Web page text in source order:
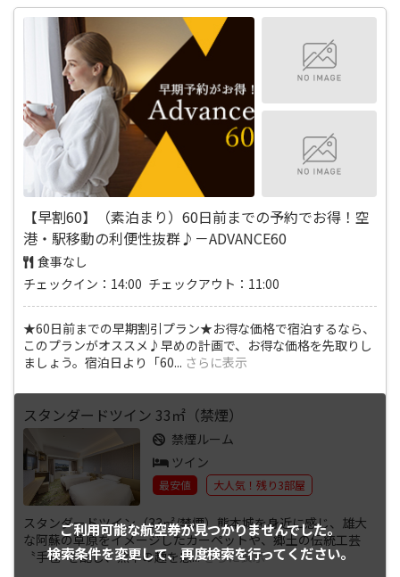
【早割60】（素泊まり）60日前までの予約でお得！空
港・駅移動の利便性抜群♪－ADVANCE60
食事なし
チェックイン：14:00 チェックアウト：11:00
★60日前までの早期割引プラン★お得な価格で宿泊するなら、
このプランがオススメ♪早めの計画で、お得な価格を先取りし
ましょう。宿泊日より「60... さらに表示
ご利用可能な航空券が見つかりませんでした。
検索条件を変更して、再度検索を行ってください。
スタンダードツイン 33㎡（禁煙）
禁煙ルーム
ツイン
最安値 大人気！残り3部屋
スタンダードツイン（33㎡/禁煙）熊本城を身近に感じ、雄大
な阿蘇の草原をイメージしたカーペットや、郷土の伝統工芸
〝手毬″を配し、熊本の趣を感...さらに表示